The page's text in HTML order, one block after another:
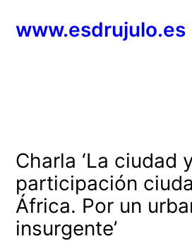
www.esdrujulo.es
Charla ‘La ciudad
participación
África. Por un
insurgente’